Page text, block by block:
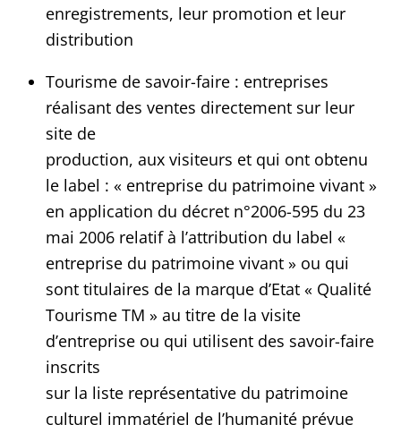
enregistrements, leur promotion et leur
distribution
Tourisme de savoir-faire : entreprises
réalisant des ventes directement sur leur
site de
production, aux visiteurs et qui ont obtenu
le label : « entreprise du patrimoine vivant »
en application du décret n°2006-595 du 23
mai 2006 relatif à l’attribution du label «
entreprise du patrimoine vivant » ou qui
sont titulaires de la marque d’Etat « Qualité
Tourisme TM » au titre de la visite
d’entreprise ou qui utilisent des savoir-faire
inscrits
sur la liste représentative du patrimoine
culturel immatériel de l’humanité prévue